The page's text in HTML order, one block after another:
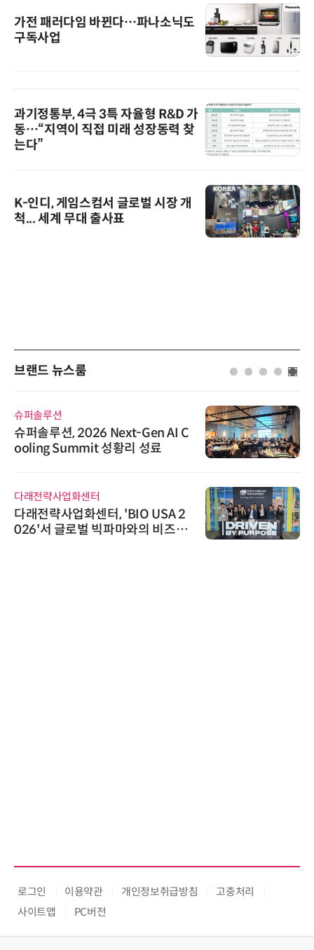
가전 패러다임 바뀐다…파나소닉도
구독사업
과기정통부, 4극 3특 자율형 R&D 가
동…“지역이 직접 미래 성장동력 찾
는다”
K-인디, 게임스컴서 글로벌 시장 개
척... 세계 무대 출사표
브랜드 뉴스룸
슈퍼솔루션
슈퍼솔루션, 2026 Next-Gen AI C
ooling Summit 성황리 성료
다래전략사업화센터
다래전략사업화센터, 'BIO USA 2
026'서 글로벌 빅파마와의 비즈니
로그인 이용약관 개인정보취급방침
고충처리
사이트맵
PC버전